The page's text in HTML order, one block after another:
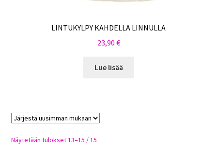
LINTUKYLPY KAHDELLA LINNULLA
23,90 €
Lue lisää
Näytetään tulokset 13–15 / 15Sorted